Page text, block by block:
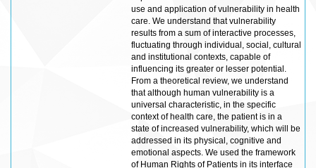
use and application of vulnerability in health
care. We understand that vulnerability
results from a sum of interactive processes,
fluctuating through individual, social, cultural
and institutional contexts, capable of
influencing its greater or lesser potential.
From a theoretical review, we understand
that although human vulnerability is a
universal characteristic, in the specific
context of health care, the patient is in a
state of increased vulnerability, which will be
addressed in its physical, cognitive and
emotional aspects. We used the framework
of Human Rights of Patients in its interface